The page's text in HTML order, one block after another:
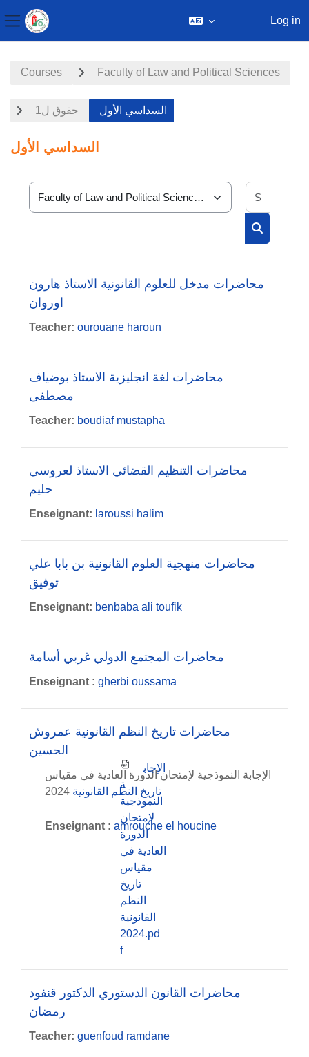
Side panel
Log in
Courses Faculty of Law and Political Sciences
حقوق ل1 السداسي الأول
السداسي الأول
Course categories
محاضرات مدخل للعلوم القانونية الاستاذ هارون
اوروان
Teacher: ourouane haroun
محاضرات لغة انجليزية الاستاذ بوضياف
مصطفى
Teacher: boudiaf mustapha
محاضرات التنظيم القضائي الاستاذ لعروسي
حليم
Enseignant: laroussi halim
محاضرات منهجية العلوم القانونية بن بابا علي
توفيق
Enseignant: benbaba ali toufik
محاضرات المجتمع الدولي غربي أسامة
Enseignant : gherbi oussama
محاضرات تاريخ النظم القانونية عمروش
الحسين
الإجاب
ة
النموذجية
لإمتحان
الدورة
العادية في
مقياس
تاريخ
النظم
القانونية
2024.pd
f
الإجابة النموذجية لإمتحان الدورة العادية في مقياس
تاريخ النظم القانونية
Enseignant :amrouche el houcine
محاضرات القانون الدستوري الدكتور قنفود
رمضان
Teacher: guenfoud ramdane